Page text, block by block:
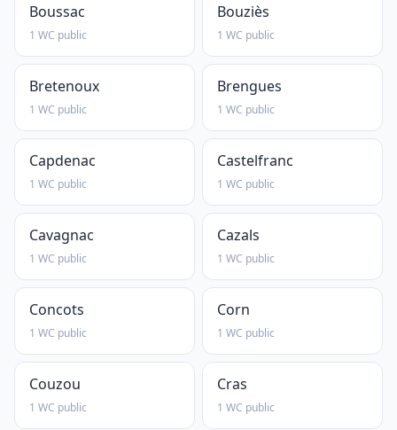
Boussac
1 WC public
Bouziès
1 WC public
Bretenoux
1 WC public
Brengues
1 WC public
Capdenac
1 WC public
Castelfranc
1 WC public
Cavagnac
1 WC public
Cazals
1 WC public
Concots
1 WC public
Corn
1 WC public
Couzou
1 WC public
Cras
1 WC public